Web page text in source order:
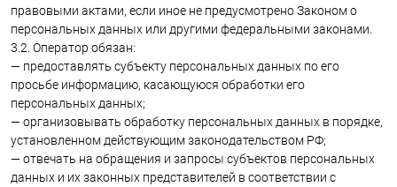
правовыми актами, если иное не предусмотрено Законом о
персональных данных или другими федеральными законами.
3.2. Оператор обязан:
— предоставлять субъекту персональных данных по его
просьбе информацию, касающуюся обработки его
персональных данных;
— организовывать обработку персональных данных в порядке,
установленном действующим законодательством РФ;
— отвечать на обращения и запросы субъектов персональных
данных и их законных представителей в соответствии с